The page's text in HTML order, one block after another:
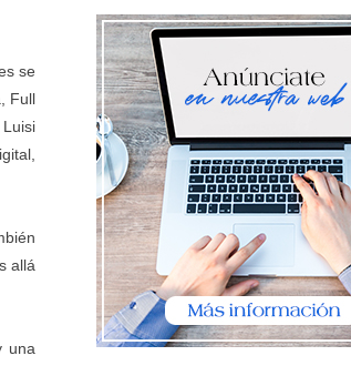
se
Full
allá
una